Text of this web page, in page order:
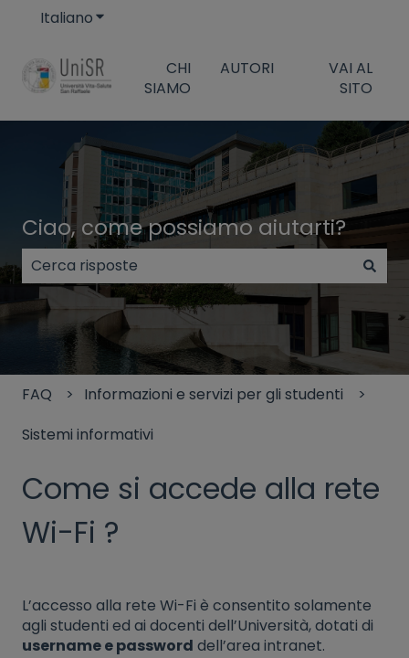
ItalianoMostra sottomenu per le traduzioni
CHI
SIAMO
AUTORI
VAI AL
SITO
Ciao, come possiamo aiutarti?
Non sono presenti suggerimenti perché il campo
FAQ
Informazioni e servizi per gli studenti
Sistemi informativi
Come si accede alla rete
Wi-Fi ?
L’accesso alla rete Wi-Fi è consentito solamente
agli studenti ed ai docenti dell’Università, dotati di
username e password dell’area intranet.